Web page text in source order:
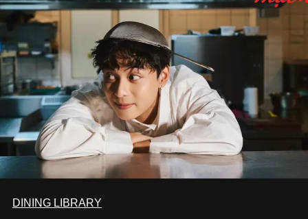
và hạnh phúc viên mãn.
DINING LIBRARY